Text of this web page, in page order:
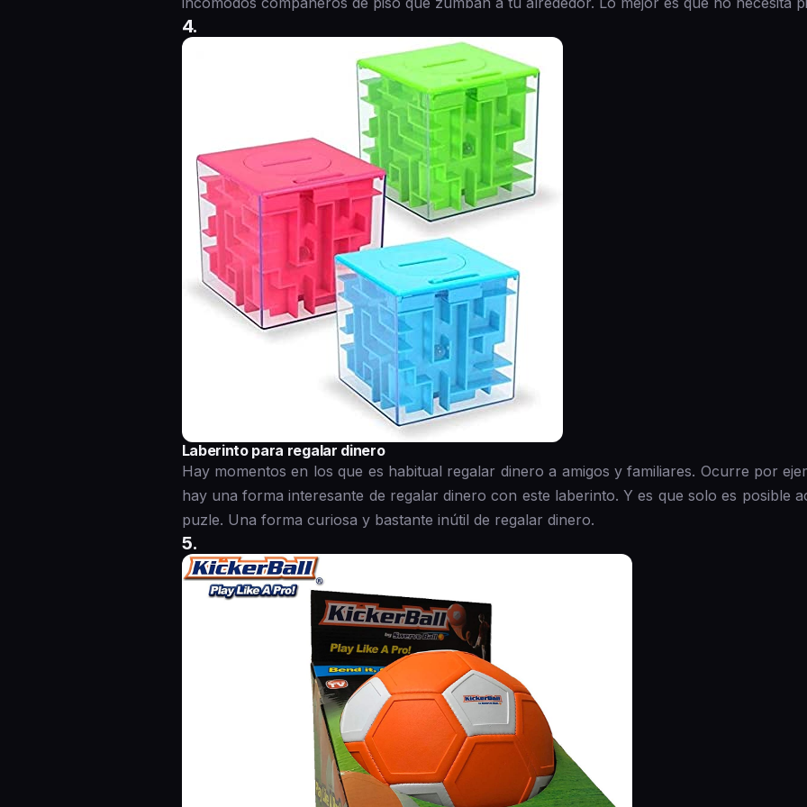
4.
Laberinto para regalar dinero
Hay momentos en los que es habitual regalar dinero a amigos y familiares. Ocurre por
hay una forma interesante de regalar dinero con este laberinto. Y es que solo es posible
puzle. Una forma curiosa y bastante inútil de regalar dinero.
5.